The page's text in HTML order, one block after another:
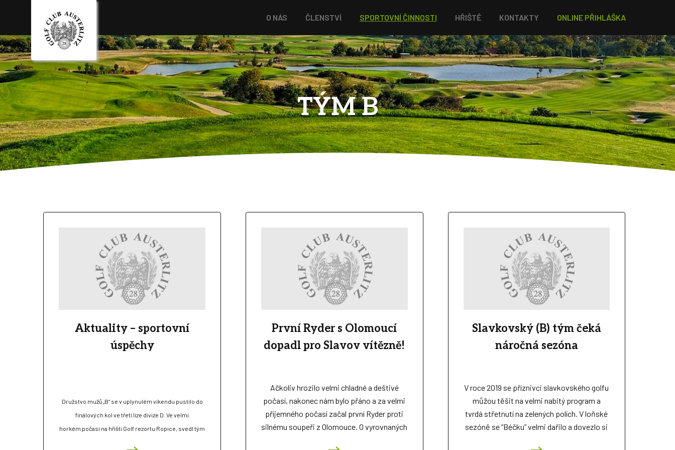
O NÁS ČLENSTVÍ SPORTOVNÍ ČINNOSTI HŘIŠTĚ KONTAKTY ONLINE PŘIHLÁŠKA
TÝM B
Aktuality – sportovní
úspěchy
Družstvo mužů „B“ se v uplynulém víkendu pustilo do
finálových kol ve třetí lize divize D. Ve velmi
horkém počasí na hřišti Golf rezortu Ropice, svedl tým
První Ryder s Olomoucí
dopadl pro Slavov vítězně!
Ačkoliv hrozilo velmi chladné a deštivé
počasí, nakonec nám bylo přáno a za velmi
příjemného počasí začal první Ryder proti
silnému soupeři z Olomouce. O vyrovnaných
Slavkovský (B) tým čeká
náročná sezóna
V roce 2019 se příznivci slavkovského golfu
můžou těšit na velmi nabitý program a
tvrdá střetnutí na zelených polích. V loňské
sezóně se “Béčku” velmi dařilo a dovezlo si